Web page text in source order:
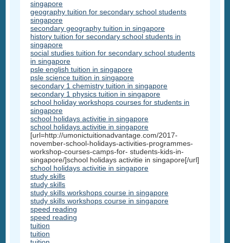
singapore
geography tuition for secondary school students
singapore
secondary geography tuition in singapore
history tuition for secondary school students in
singapore
social studies tuition for secondary school students
in singapore
psle english tuition in singapore
psle science tuition in singapore
secondary 1 chemistry tuition in singapore
secondary 1 physics tuition in singapore
school holiday workshops courses for students in
singapore
school holidays activitie in singapore
school holidays activitie in singapore
[url=http://umonictuitionadvantage.com/2017-
november-school-holidays-activities-programmes-
workshop-courses-camps-for- students-kids-in-
singapore/]school holidays activitie in singapore[/url]
school holidays activitie in singapore
study skills
study skills
study skills workshops course in singapore
study skills workshops course in singapore
speed reading
speed reading
tuition
tuition